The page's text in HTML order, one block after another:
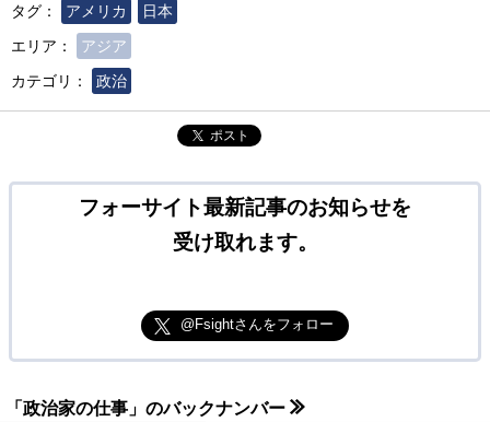
タグ： アメリカ
日本
エリア：
アジア
カテゴリ：
政治
ポスト
フォーサイト最新記事のお知らせを
受け取れます。
@Fsightさんをフォロー
「政治家の仕事」のバックナンバー